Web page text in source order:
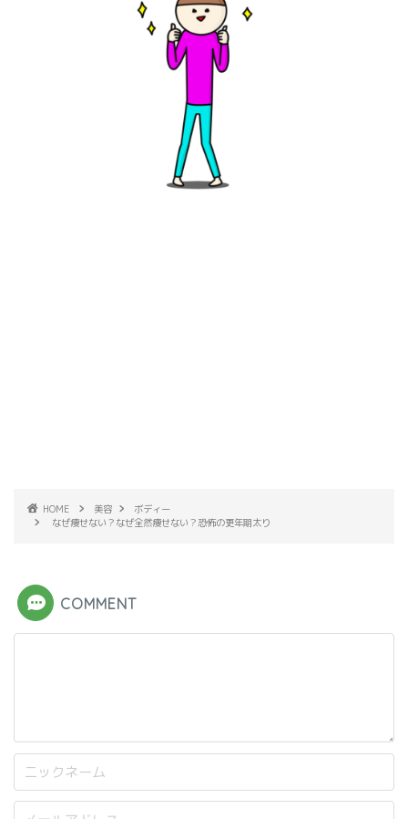
HOME 美容
ボディー
なぜ痩せない？なぜ全然痩せない？恐怖の更年期太り
COMMENT